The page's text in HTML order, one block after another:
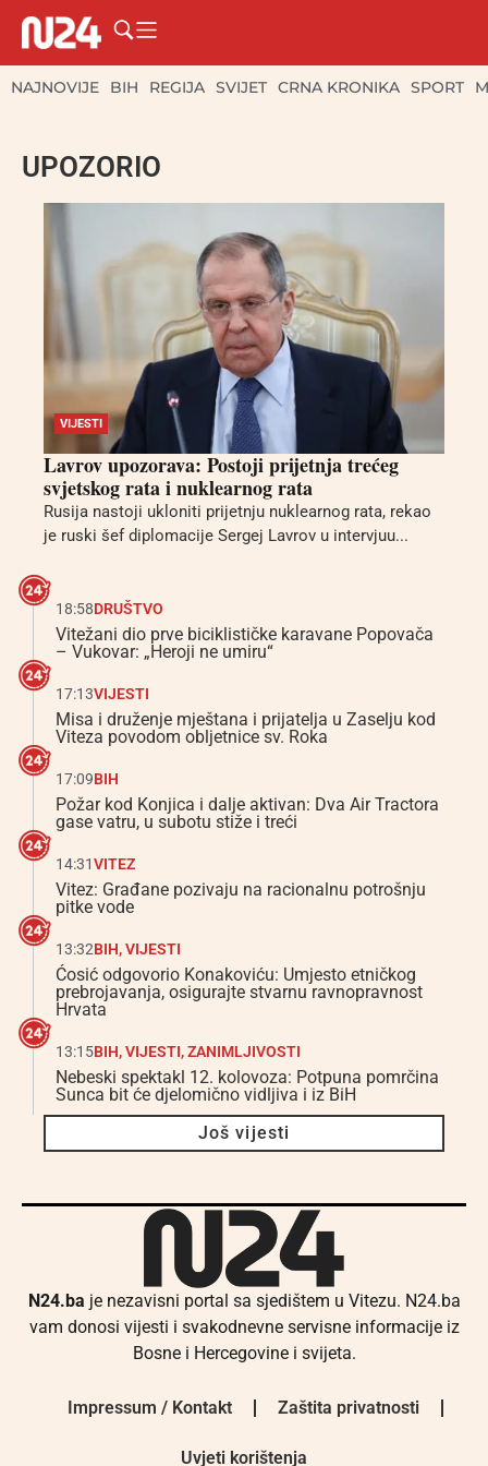
NAJNOVIJE BIH REGIJA SVIJET CRNA KRONIKA SPORT
UPOZORIO
VIJESTI
Lavrov upozorava: Postoji prijetnja trećeg
svjetskog rata i nuklearnog rata
Rusija nastoji ukloniti prijetnju nuklearnog rata, rekao
je ruski šef diplomacije Sergej Lavrov u intervjuu...
18:58DRUŠTVO
Vitežani dio prve biciklističke karavane Popovača
– Vukovar: „Heroji ne umiru“
17:13VIJESTI
Misa i druženje mještana i prijatelja u Zaselju kod
Viteza povodom obljetnice sv. Roka
17:09BIH
Požar kod Konjica i dalje aktivan: Dva Air Tractora
gase vatru, u subotu stiže i treći
14:31VITEZ
Vitez: Građane pozivaju na racionalnu potrošnju
pitke vode
13:32BIH,VIJESTI
Ćosić odgovorio Konakoviću: Umjesto etničkog
prebrojavanja, osigurajte stvarnu ravnopravnost
Hrvata
13:15BIH,VIJESTI,ZANIMLJIVOSTI
Nebeski spektakl 12. kolovoza: Potpuna pomrčina
Sunca bit će djelomično vidljiva i iz BiH
Još vijesti
N24.ba je nezavisni portal sa sjedištem u Vitezu. N24.ba
vam donosi vijesti i svakodnevne servisne informacije iz
Bosne i Hercegovine i svijeta.
Impressum / Kontakt Zaštita privatnosti
Uvjeti korištenja